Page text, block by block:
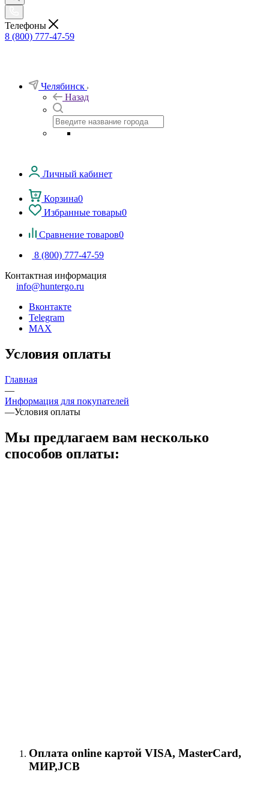
Телефоны
8 (800) 777-47-59
Челябинск
Назад
Личный кабинет
Корзина0
Избранные товары0
Сравнение товаров0
8 (800) 777-47-59
Контактная информация
info@huntergo.ru
Вконтакте
Telegram
MAX
Условия оплаты
Главная
—
Информация для покупателей
—Условия оплаты
Мы предлагаем вам несколько
способов оплаты:
Оплата online картой VISA, MasterCard,
МИР,JCB